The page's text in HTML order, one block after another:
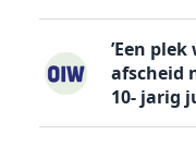
’Een
afscheid
10- jarig